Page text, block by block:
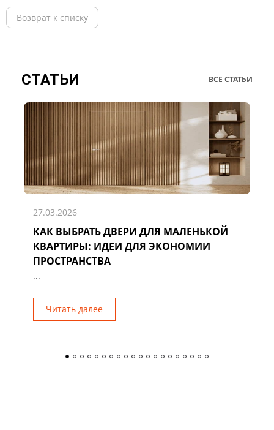
Возврат к списку
СТАТЬИ ВСЕ СТАТЬИ
27.03.2026
КАК ВЫБРАТЬ ДВЕРИ ДЛЯ МАЛЕНЬКОЙ
КВАРТИРЫ: ИДЕИ ДЛЯ ЭКОНОМИИ
ПРОСТРАНСТВА
...
Читать далее